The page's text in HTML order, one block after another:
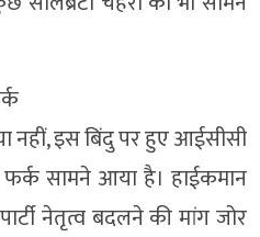
नहीं, इस बिंदु पर हुए आईसीसी
सामने आया है। हाईकमान
नेतृत्व बदलने की मांग जोर